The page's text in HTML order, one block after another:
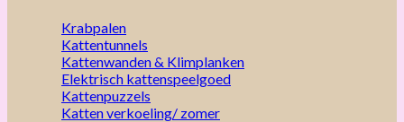
Krabpalen
Kattentunnels
Kattenwanden & Klimplanken
Elektrisch kattenspeelgoed
Kattenpuzzels
Katten verkoeling/ zomer